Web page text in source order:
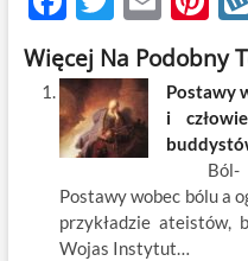
ac
e
b
o
o
k
w
itt
er
m
ail
nt
er
es
t
Więcej Na Podobny
Postawy
i
Ból-
Postawy wobec bólu a
przykładzie
Wojas Instytut…